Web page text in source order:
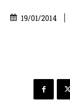
19/01/2014